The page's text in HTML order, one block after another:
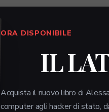
ORA DISPONIBILE
IL
Acquista il nuovo libro di
computer agli hacker di stato,
FSE